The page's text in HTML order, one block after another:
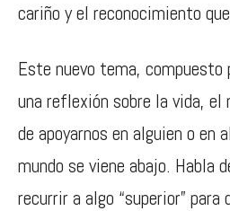
cariño y el reconocimiento
Este nuevo tema, compuesto
una reflexión sobre la vida, el
de apoyarnos en alguien o en
mundo se viene abajo. Habla
recurrir a algo “superior” para